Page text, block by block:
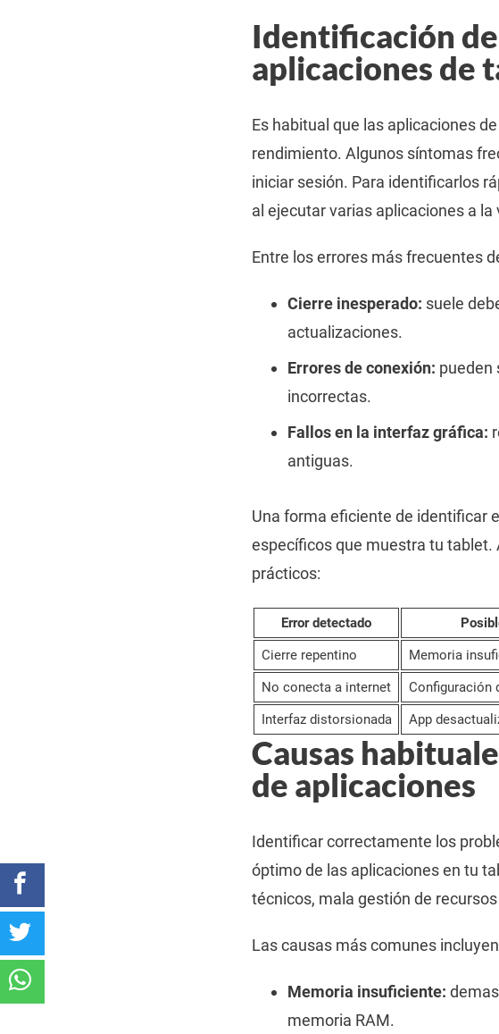
Identificación
aplicaciones de
Es habitual que las aplicaciones
rendimiento. Algunos síntomas
iniciar sesión. Para identificarlos
al ejecutar varias aplicaciones a la
Entre los errores más frecuentes
Cierre inesperado: suele
actualizaciones.
Errores de conexión: pueden
incorrectas.
Fallos en la interfaz gráfica:
antiguas.
Una forma eficiente de identificar
específicos que muestra tu
prácticos:
Error detectado
Cierre repentino
Memoria
No conecta a internet
Configuración
Interfaz distorsionada
App
Causas
de aplicaciones
Identificar correctamente los
óptimo de las aplicaciones en tu
técnicos, mala gestión de
Las causas más comunes
Memoria insuficiente:
memoria RAM.